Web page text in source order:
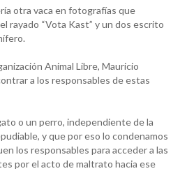
otra vaca en fotografías que
rayado “Vota Kast” y un dos escrito
Animal Libre, Mauricio
a los responsables de estas
o un perro, independiente de la
y que por eso lo condenamos
los responsables para acceder a las
por el acto de maltrato hacia ese